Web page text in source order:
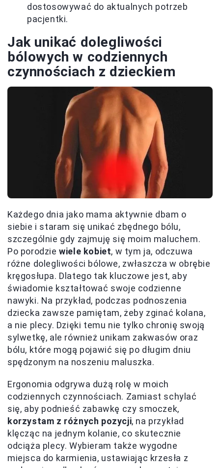
dostosowywać do aktualnych potrzeb
pacjentki.
Jak unikać dolegliwości
bólowych w codziennych
czynnościach z dzieckiem
Każdego dnia jako mama aktywnie dbam o
siebie i staram się unikać zbędnego bólu,
szczególnie gdy zajmuję się moim maluchem.
Po porodziewiele kobiet, w tym ja, odczuwa
różne dolegliwości bólowe, zwłaszcza w obrębie
kręgosłupa. Dlatego tak kluczowe jest, aby
świadomie kształtować swoje codzienne
nawyki. Na przykład, podczas podnoszenia
dziecka zawsze pamiętam, żeby zginać kolana,
a nie plecy. Dzięki temu nie tylko chronię swoją
sylwetkę, ale również unikam zakwasów oraz
bólu, które mogą pojawić się po długim dniu
spędzonym na noszeniu maluszka.
Ergonomia odgrywa dużą rolę w moich
codziennych czynnościach. Zamiast schylać
się, aby podnieść zabawkę czy smoczek,
korzystam z różnych pozycji, na przykład
klęcząc na jednym kolanie, co skutecznie
odciąża plecy. Wybieram także wygodne
miejsca do karmienia, ustawiając krzesła z